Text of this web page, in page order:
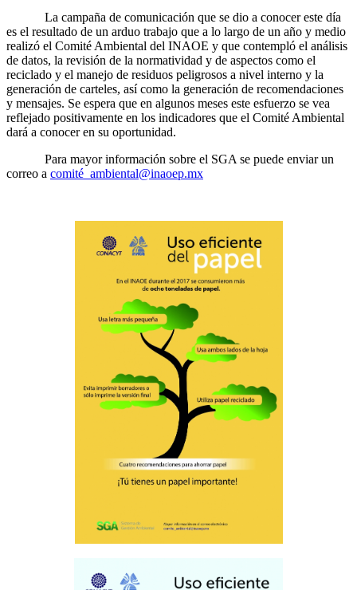
La campaña de comunicación que se dio a conocer este día
es el resultado de un arduo trabajo que a lo largo de un año y medio
realizó el Comité Ambiental del INAOE y que contempló el análisis
de datos, la revisión de la normatividad y de aspectos como el
reciclado y el manejo de residuos peligrosos a nivel interno y la
generación de carteles, así como la generación de recomendaciones
y mensajes. Se espera que en algunos meses este esfuerzo se vea
reflejado positivamente en los indicadores que el Comité Ambiental
dará a conocer en su oportunidad.
Para mayor información sobre el SGA se puede enviar un
correo a comité_ambiental@inaoep.mx